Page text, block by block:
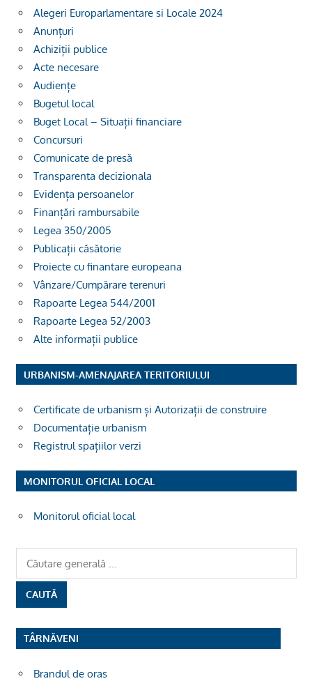
Alegeri Europarlamentare si Locale 2024
Anunțuri
Achiziții publice
Acte necesare
Audiențe
Bugetul local
Buget Local – Situații financiare
Concursuri
Comunicate de presă
Transparenta decizionala
Evidența persoanelor
Finanțări rambursabile
Legea 350/2005
Publicații căsătorie
Proiecte cu finantare europeana
Vânzare/Cumpărare terenuri
Rapoarte Legea 544/2001
Rapoarte Legea 52/2003
Alte informații publice
URBANISM-AMENAJAREA TERITORIULUI
Certificate de urbanism și Autorizații de construire
Documentație urbanism
Registrul spațiilor verzi
MONITORUL OFICIAL LOCAL
Monitorul oficial local
TÂRNĂVENI
Brandul de oras